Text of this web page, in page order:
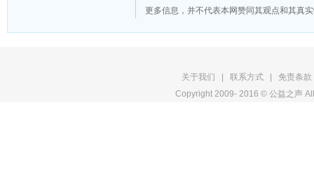
更多信息，并不代表本网赞同其观点和其真
关于我们 | 联系方式 |
免责条款
Copyright 2009- 2016 © 公益之声